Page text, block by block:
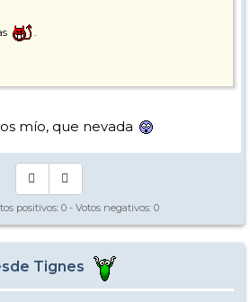
mío, que nevada
positivos: 0 - Votos negativos: 0
Tignes